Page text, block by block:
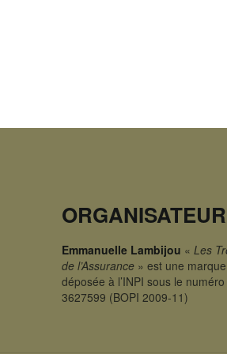
ORGANISATEUR
Emmanuelle Lambijou « Les
de l’Assurance » est une marque
déposée à l’INPI sous le numéro
3627599 (BOPI 2009-11)